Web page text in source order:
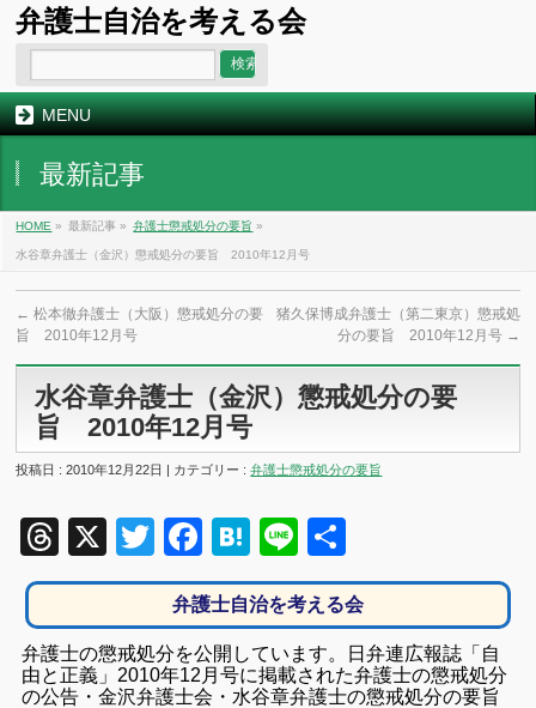
弁護士自治を考える会
MENU
最新記事
HOME » 最新記事 » 弁護士懲戒処分の要旨 »
水谷章弁護士（金沢）懲戒処分の要旨 2010年12月号
← 松本徹弁護士（大阪）懲戒処分の要
旨 2010年12月号
猪久保博成弁護士（第二東京）懲戒処
分の要旨 2010年12月号 →
水谷章弁護士（金沢）懲戒処分の要
旨 2010年12月号
投稿日 : 2010年12月22日 | カテゴリー :弁護士懲戒処分の要旨
Threads
X TwitterFacebook
Hatena
Line
有
弁護士自治を考える会
弁護士の懲戒処分を公開しています。日弁連広報誌「自
由と正義」2010年12月号に掲載された弁護士の懲戒処分
の公告・金沢弁護士会・水谷章弁護士の懲戒処分の要旨